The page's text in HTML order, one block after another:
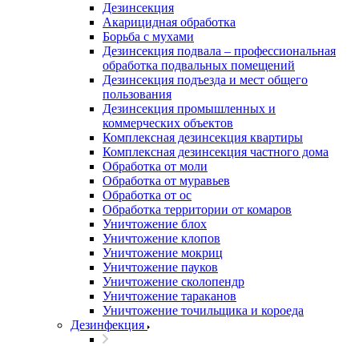
Дезинсекция
Акарицидная обработка
Борьба с мухами
Дезинсекция подвала – профессиональная
обработка подвальных помещений
Дезинсекция подъезда и мест общего
пользования
Дезинсекция промышленных и
коммерческих объектов
Комплексная дезинсекция квартиры
Комплексная дезинсекция частного дома
Обработка от моли
Обработка от муравьев
Обработка от ос
Обработка территории от комаров
Уничтожение блох
Уничтожение клопов
Уничтожение мокриц
Уничтожение пауков
Уничтожение сколопендр
Уничтожение тараканов
Уничтожение точильщика и короеда
Дезинфекция